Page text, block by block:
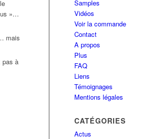
»…
mais
pas à
Samples
Vidéos
Voir la commande
Contact
A propos
Plus
FAQ
Liens
Témoignages
Mentions légales
CATÉGORIES
Actus